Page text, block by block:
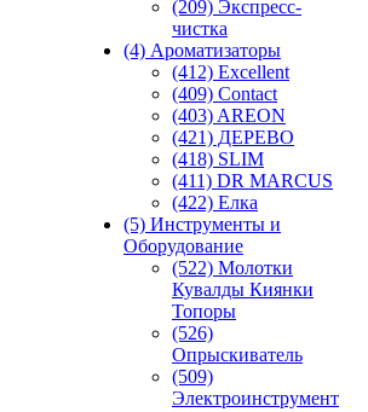
(209) Экспреcс-
чистка
(4) Ароматизаторы
(412) Excellent
(409) Contact
(403) AREON
(421) ДЕРЕВО
(418) SLIM
(411) DR MARCUS
(422) Елка
(5) Инструменты и
Оборудование
(522) Молотки
Кувалды Киянки
Топоры
(526)
Опрыскиватель
(509)
Электроинструмент